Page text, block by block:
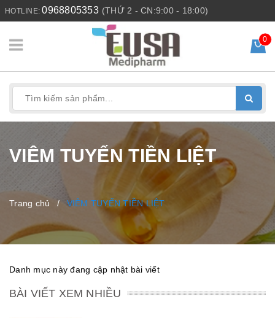
HOTLINE:0968805353 (THỨ 2 - CN:9:00 - 18:00)
0
VIÊM TUYẾN TIỀN LIỆT
Trang chủ / VIÊM TUYẾN TIỀN LIỆT
Danh mục này đang cập nhật bài viết
BÀI VIẾT XEM NHIỀU